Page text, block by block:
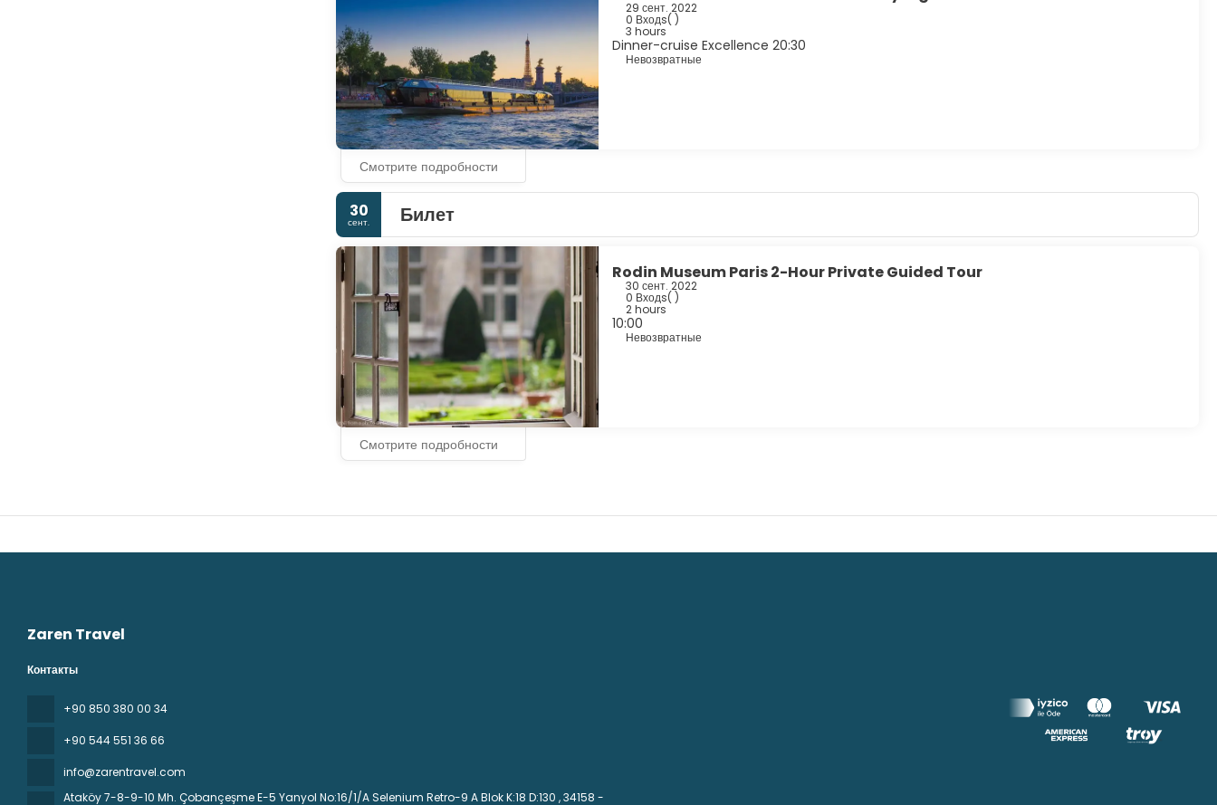
29 сент. 2022
0 Входs( )
3 hours
Dinner-cruise Excellence 20:30
Невозвратные
Смотрите подробности
30
сент. Билет
Rodin Museum Paris 2-Hour Private Guided Tour
30 сент. 2022
0 Входs( )
2 hours
10:00
Невозвратные
Смотрите подробности
Zaren Travel
Контакты
+90 850 380 00 34
+90 544 551 36 66
info@zarentravel.com
Ataköy 7-8-9-10 Mh. Çobançeşme E-5 Yanyol No:16/1/A Selenium Retro-9 A Blok K:18 D:130 , 34158 -